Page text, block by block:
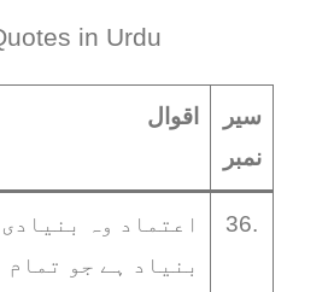
in Urdu
اقوال
سیر
نمبر
اعتماد وہ بنیادی
بنیاد ہے جو تمام
36.